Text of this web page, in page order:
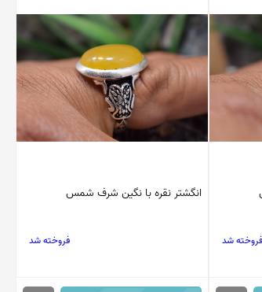
فروخته شد
انگشتر نقره با نگین شرف شمس
فروخته شد